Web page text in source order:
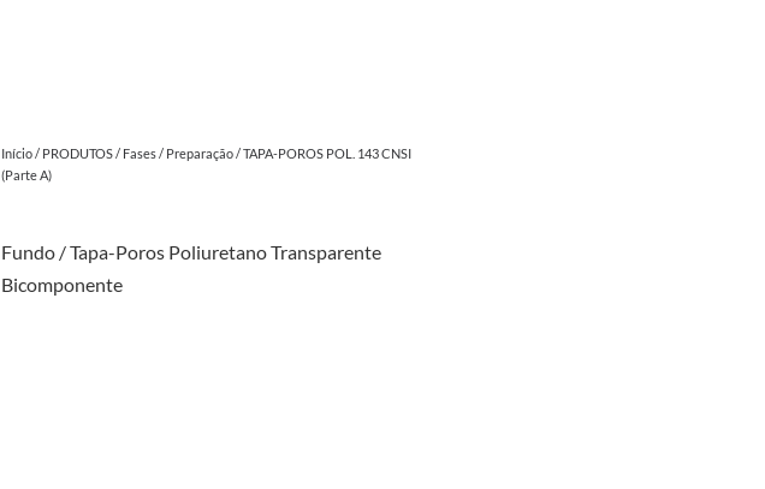
Início/ PRODUTOS/ Fases/ Preparação/ TAPA-POROS POL. 143 CNSI
(Parte A)
Fundo / Tapa-Poros Poliuretano Transparente
Bicomponente